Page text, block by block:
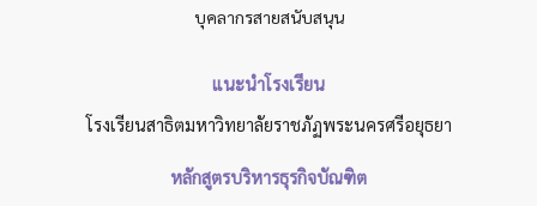
บุคลากรสายสนับสนุน
แนะนำโรงเรียน
โรงเรียนสาธิตมหาวิทยาลัยราชภัฏพระนครศรีอยุธยา
หลักสูตรบริหารธุรกิจบัณฑิต